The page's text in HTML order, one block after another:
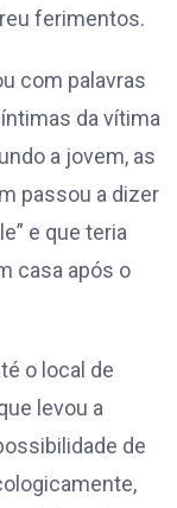
ferimentos.
com palavras
da vítima
a jovem, as
passou a dizer
e que teria
casa após o
o local de
levou a
de